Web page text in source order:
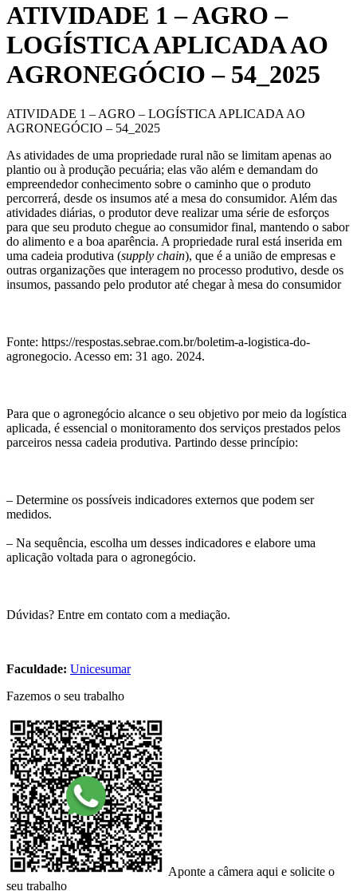
ATIVIDADE 1 – AGRO –
LOGÍSTICA APLICADA AO
AGRONEGÓCIO – 54_2025
ATIVIDADE 1 – AGRO – LOGÍSTICA APLICADA AO
AGRONEGÓCIO – 54_2025
As atividades de uma propriedade rural não se limitam apenas ao
plantio ou à produção pecuária; elas vão além e demandam do
empreendedor conhecimento sobre o caminho que o produto
percorrerá, desde os insumos até a mesa do consumidor. Além das
atividades diárias, o produtor deve realizar uma série de esforços
para que seu produto chegue ao consumidor final, mantendo o sabor
do alimento e a boa aparência. A propriedade rural está inserida em
uma cadeia produtiva (supply chain), que é a união de empresas e
outras organizações que interagem no processo produtivo, desde os
insumos, passando pelo produtor até chegar à mesa do consumidor
Fonte: https://respostas.sebrae.com.br/boletim-a-logistica-do-
agronegocio. Acesso em: 31 ago. 2024.
Para que o agronegócio alcance o seu objetivo por meio da logística
aplicada, é essencial o monitoramento dos serviços prestados pelos
parceiros nessa cadeia produtiva. Partindo desse princípio:
– Determine os possíveis indicadores externos que podem ser
medidos.
– Na sequência, escolha um desses indicadores e elabore uma
aplicação voltada para o agronegócio.
Dúvidas? Entre em contato com a mediação.
Faculdade: Unicesumar
Fazemos o seu trabalho
Aponte a câmera aqui e solicite o
seu trabalho